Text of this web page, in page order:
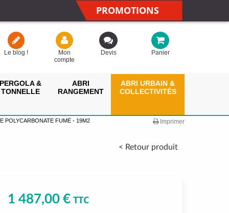
PROMOTIONS
Le blog !
Mon
compte
Devis Panier
PERGOLA &
TONNELLE
ABRI
RANGEMENT
ABRI URBAIN &
COLLECTIVITÉS
POLYCARBONATE FUMÉ - 19M2 Imprimer
< Retour produit
1 487,00 €TTC